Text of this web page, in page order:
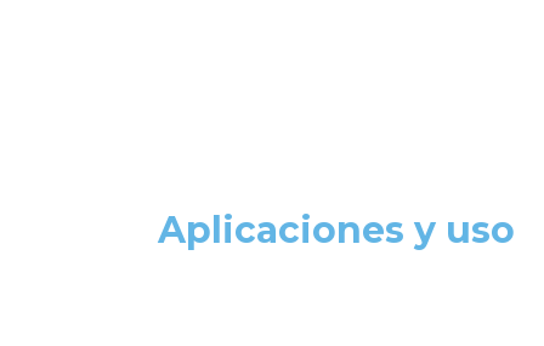
Aplicaciones y uso